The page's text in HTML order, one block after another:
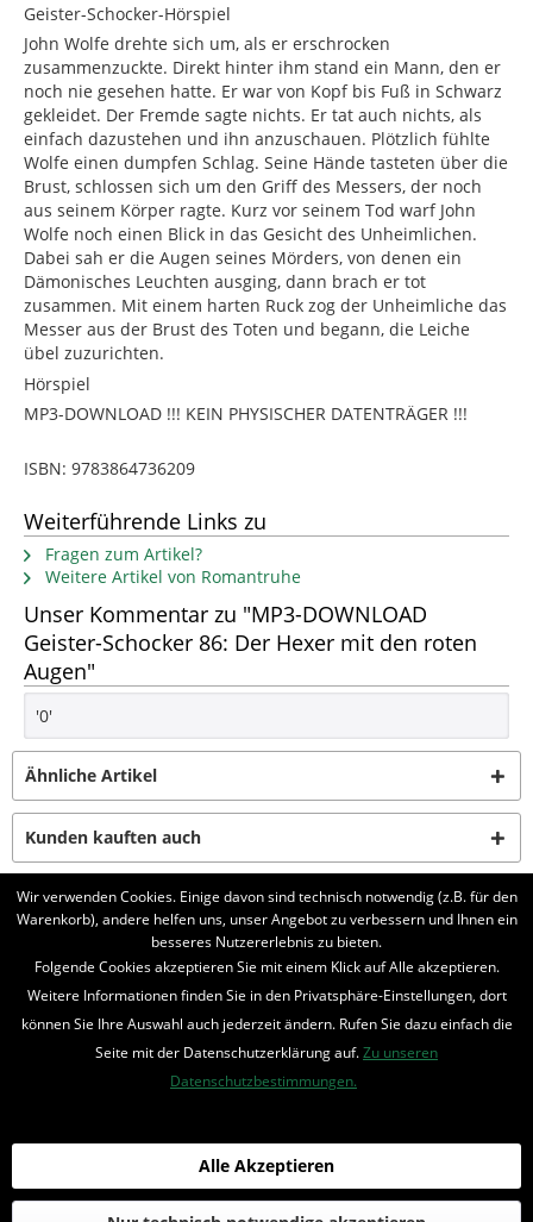
Geister-Schocker-Hörspiel
John Wolfe drehte sich um, als er erschrocken
zusammenzuckte. Direkt hinter ihm stand ein Mann, den er
noch nie gesehen hatte. Er war von Kopf bis Fuß in Schwarz
gekleidet. Der Fremde sagte nichts. Er tat auch nichts, als
einfach dazustehen und ihn anzuschauen. Plötzlich fühlte
Wolfe einen dumpfen Schlag. Seine Hände tasteten über die
Brust, schlossen sich um den Griff des Messers, der noch
aus seinem Körper ragte. Kurz vor seinem Tod warf John
Wolfe noch einen Blick in das Gesicht des Unheimlichen.
Dabei sah er die Augen seines Mörders, von denen ein
Dämonisches Leuchten ausging, dann brach er tot
zusammen. Mit einem harten Ruck zog der Unheimliche das
Messer aus der Brust des Toten und begann, die Leiche
übel zuzurichten.
Hörspiel
MP3-DOWNLOAD !!! KEIN PHYSISCHER DATENTRÄGER !!!
ISBN: 9783864736209
Weiterführende Links zu
Fragen zum Artikel?
Weitere Artikel von Romantruhe
Unser Kommentar zu "MP3-DOWNLOAD
Geister-Schocker 86: Der Hexer mit den roten
Augen"
'0'
Ähnliche Artikel
Kunden kauften auch
Kunden haben sich ebenfalls angesehen
BELIEBTE SERIEN
UNSER SHOP
Bestellung widerrufen
Wir verwenden Cookies. Einige davon sind technisch notwendig (z.B. für den
Warenkorb), andere helfen uns, unser Angebot zu verbessern und Ihnen ein
besseres Nutzererlebnis zu bieten.
Folgende Cookies akzeptieren Sie mit einem Klick auf Alle akzeptieren.
Weitere Informationen finden Sie in den Privatsphäre-Einstellungen, dort
können Sie Ihre Auswahl auch jederzeit ändern. Rufen Sie dazu einfach die
Seite mit der Datenschutzerklärung auf.Zu unseren
Datenschutzbestimmungen.
Alle Akzeptieren